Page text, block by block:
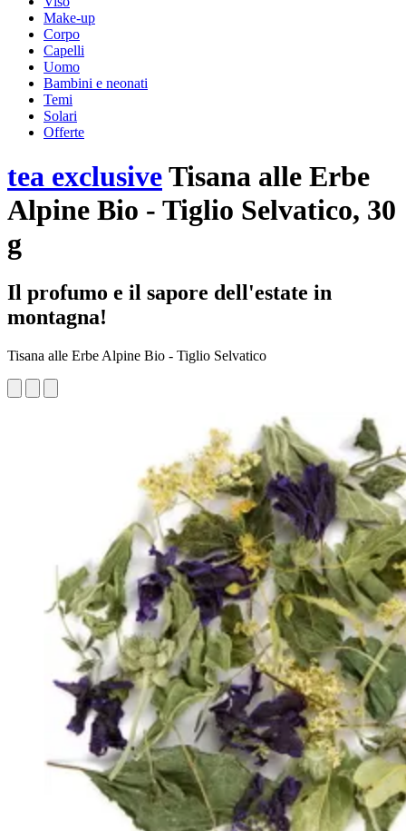
Make-up
Corpo
Capelli
Uomo
Bambini e neonati
Temi
Solari
Offerte
tea exclusiveTisana alle Erbe
Alpine Bio - Tiglio Selvatico, 30
g
Il profumo e il sapore dell'estate in
montagna!
Tisana alle Erbe Alpine Bio - Tiglio Selvatico